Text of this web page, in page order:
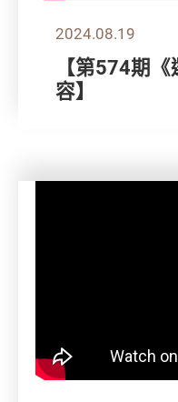
2024.08.19
【第574期
容】